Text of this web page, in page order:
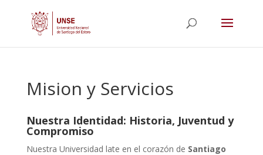
Mision y Servicios
Nuestra Identidad: Historia, Juventud y
Compromiso
Nuestra Universidad late en el corazón de Santiago